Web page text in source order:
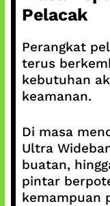
Pelacak
Perangkat
terus
kebutuhan
keamanan.
Di masa
Ultra
buatan,
pintar
kemampuan